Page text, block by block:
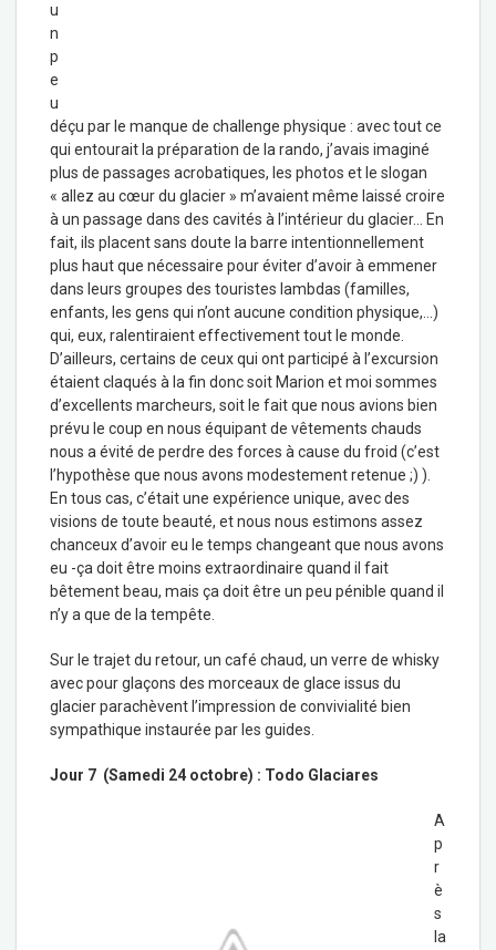
u
n
p
e
u
déçu par le manque de challenge physique : avec tout ce
qui entourait la préparation de la rando, j’avais imaginé
plus de passages acrobatiques, les photos et le slogan
« allez au cœur du glacier » m’avaient même laissé croire
à un passage dans des cavités à l’intérieur du glacier… En
fait, ils placent sans doute la barre intentionnellement
plus haut que nécessaire pour éviter d’avoir à emmener
dans leurs groupes des touristes lambdas (familles,
enfants, les gens qui n’ont aucune condition physique,…)
qui, eux, ralentiraient effectivement tout le monde.
D’ailleurs, certains de ceux qui ont participé à l’excursion
étaient claqués à la fin donc soit Marion et moi sommes
d’excellents marcheurs, soit le fait que nous avions bien
prévu le coup en nous équipant de vêtements chauds
nous a évité de perdre des forces à cause du froid (c’est
l’hypothèse que nous avons modestement retenue ;) ).
En tous cas, c’était une expérience unique, avec des
visions de toute beauté, et nous nous estimons assez
chanceux d’avoir eu le temps changeant que nous avons
eu -ça doit être moins extraordinaire quand il fait
bêtement beau, mais ça doit être un peu pénible quand il
n’y a que de la tempête.
Sur le trajet du retour, un café chaud, un verre de whisky
avec pour glaçons des morceaux de glace issus du
glacier parachèvent l’impression de convivialité bien
sympathique instaurée par les guides.
Jour 7 (Samedi 24 octobre) : Todo Glaciares
A
p
r
è
s
la